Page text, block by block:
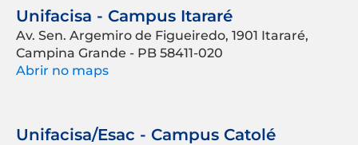
Unifacisa - Campus Itararé
Av. Sen. Argemiro de Figueiredo, 1901 Itararé,
Campina Grande - PB 58411-020
Abrir no maps
Unifacisa/Esac - Campus Catolé